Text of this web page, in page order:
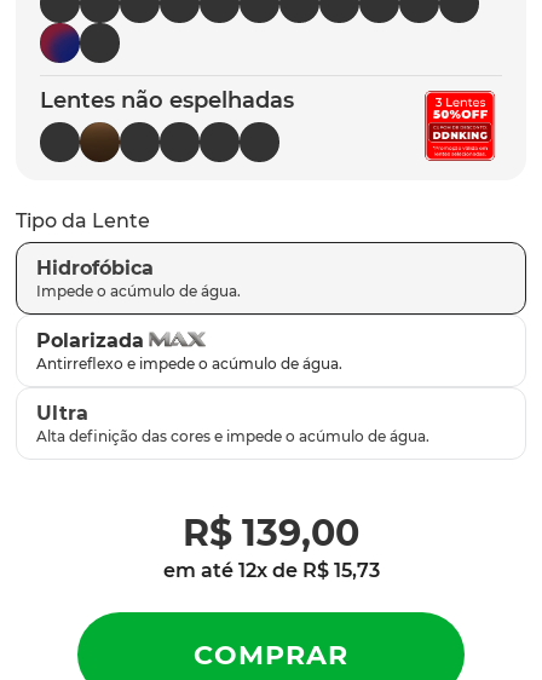
Lentes não espelhadas
Tipo da Lente
Hidrofóbica
Polarizada
Ultra
R$ 139,00
em até 12x de R$ 15,73
6º t-shock
7º gasket
8º parafusos
9º latch